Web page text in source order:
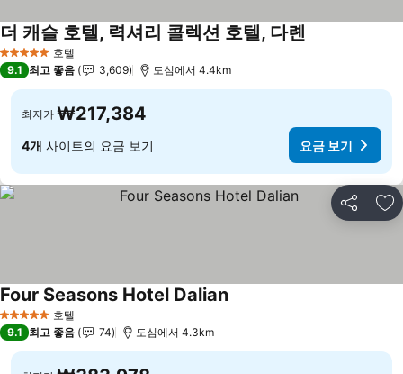
5 성급 호텔
더 캐슬 호텔, 력셔리 콜렉션 호텔, 다롄
9.1 최고 좋음 3,609 도심에서 4.4km
최저가 ₩217,384
4개 사이트의 요금 보기 요금 보기
공유 즐
5 성급 호텔
Four Seasons Hotel Dalian요금 보기
9.1 최고 좋음 74 도심에서 4.3km